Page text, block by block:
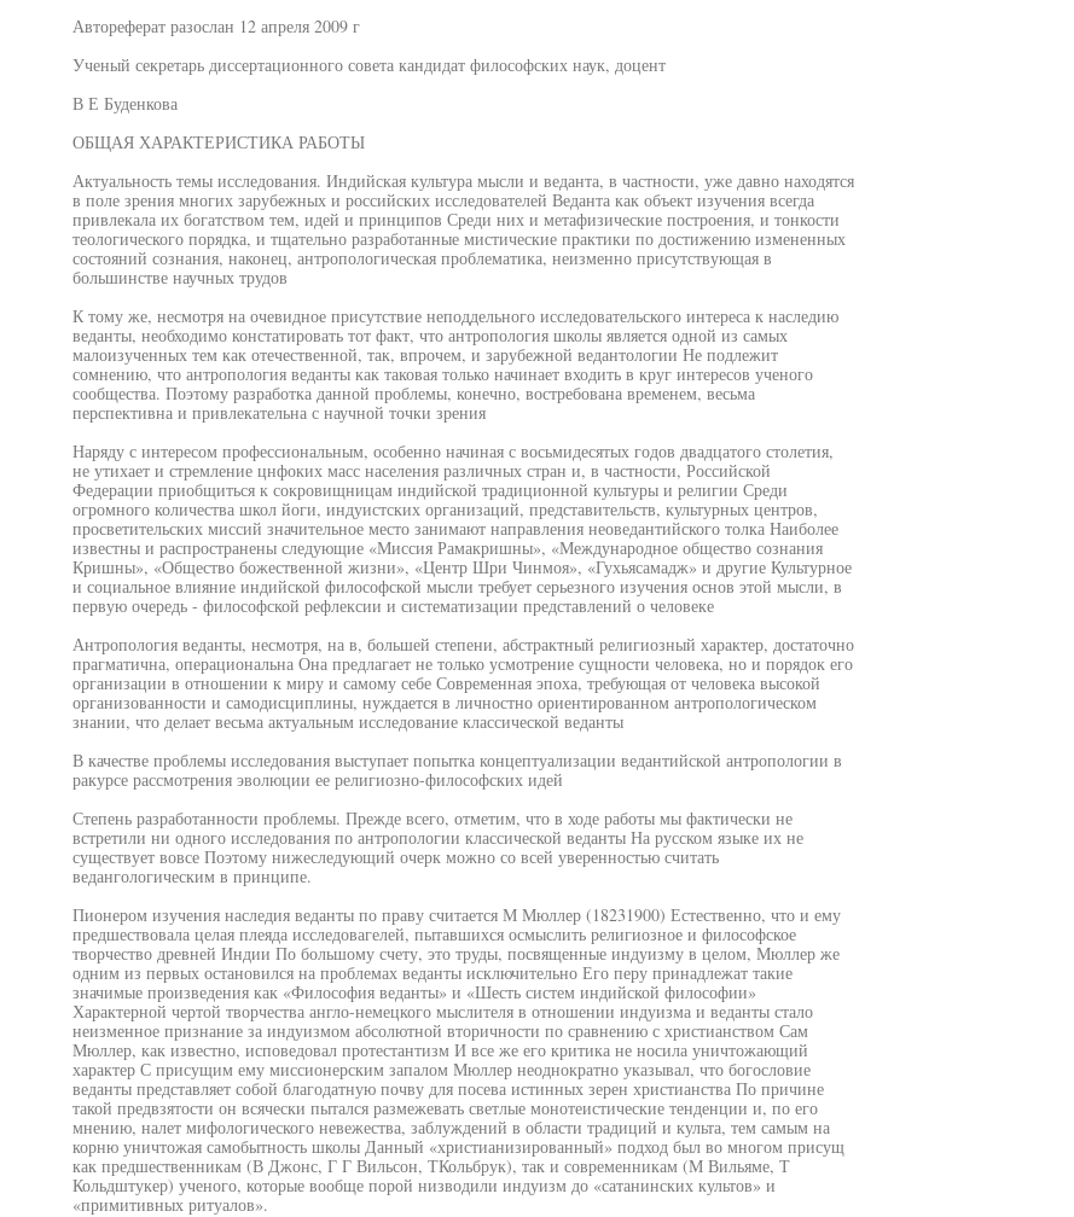
Автореферат разослан 12 апреля 2009 г
Ученый секретарь диссертационного совета кандидат философских наук, доцент
В Е Буденкова
ОБЩАЯ ХАРАКТЕРИСТИКА РАБОТЫ
Актуальность темы исследования. Индийская культура мысли и веданта, в частности, уже давно находятся
в поле зрения многих зарубежных и российских исследователей Веданта как объект изучения всегда
привлекала их богатством тем, идей и принципов Среди них и метафизические построения, и тонкости
теологического порядка, и тщательно разработанные мистические практики по достижению измененных
состояний сознания, наконец, антропологическая проблематика, неизменно присутствующая в
большинстве научных трудов
К тому же, несмотря на очевидное присутствие неподдельного исследовательского интереса к наследию
веданты, необходимо констатировать тот факт, что антропология школы является одной из самых
малоизученных тем как отечественной, так, впрочем, и зарубежной ведантологии Не подлежит
сомнению, что антропология веданты как таковая только начинает входить в круг интересов ученого
сообщества. Поэтому разработка данной проблемы, конечно, востребована временем, весьма
перспективна и привлекательна с научной точки зрения
Наряду с интересом профессиональным, особенно начиная с восьмидесятых годов двадцатого столетия,
не утихает и стремление цнфоких масс населения различных стран и, в частности, Российской
Федерации приобщиться к сокровищницам индийской традиционной культуры и религии Среди
огромного количества школ йоги, индуистских организаций, представительств, культурных центров,
просветительских миссий значительное место занимают направления неоведантийского толка Наиболее
известны и распространены следующие «Миссия Рамакришны», «Международное общество сознания
Кришны», «Общество божественной жизни», «Центр Шри Чинмоя», «Гухьясамадж» и другие Культурное
и социальное влияние индийской философской мысли требует серьезного изучения основ этой мысли, в
первую очередь - философской рефлексии и систематизации представлений о человеке
Антропология веданты, несмотря, на в, большей степени, абстрактный религиозный характер, достаточно
прагматична, операциональна Она предлагает не только усмотрение сущности человека, но и порядок его
организации в отношении к миру и самому себе Современная эпоха, требующая от человека высокой
организованности и самодисциплины, нуждается в личностно ориентированном антропологическом
знании, что делает весьма актуальным исследование классической веданты
В качестве проблемы исследования выступает попытка концептуализации ведантийской антропологии в
ракурсе рассмотрения эволюции ее религиозно-философских идей
Степень разработанности проблемы. Прежде всего, отметим, что в ходе работы мы фактически не
встретили ни одного исследования по антропологии классической веданты На русском языке их не
существует вовсе Поэтому нижеследующий очерк можно со всей уверенностью считать
ведангологическим в принципе.
Пионером изучения наследия веданты по праву считается М Мюллер (18231900) Естественно, что и ему
предшествовала целая плеяда исследовагелей, пытавшихся осмыслить религиозное и философское
творчество древней Индии По большому счету, это труды, посвященные индуизму в целом, Мюллер же
одним из первых остановился на проблемах веданты исключительно Его перу принадлежат такие
значимые произведения как «Философия веданты» и «Шесть систем индийской философии»
Характерной чертой творчества англо-немецкого мыслителя в отношении индуизма и веданты стало
неизменное признание за индуизмом абсолютной вторичности по сравнению с христианством Сам
Мюллер, как известно, исповедовал протестантизм И все же его критика не носила уничтожающий
характер С присущим ему миссионерским запалом Мюллер неоднократно указывал, что богословие
веданты представляет собой благодатную почву для посева истинных зерен христианства По причине
такой предвзятости он всячески пытался размежевать светлые монотеистические тенденции и, по его
мнению, налет мифологического невежества, заблуждений в области традиций и культа, тем самым на
корню уничтожая самобытность школы Данный «христианизированный» подход был во многом присущ
как предшественникам (В Джонс, Г Г Вильсон, ТКольбрук), так и современникам (М Вильяме, Т
Кольдштукер) ученого, которые вообще порой низводили индуизм до «сатанинских культов» и
«примитивных ритуалов».